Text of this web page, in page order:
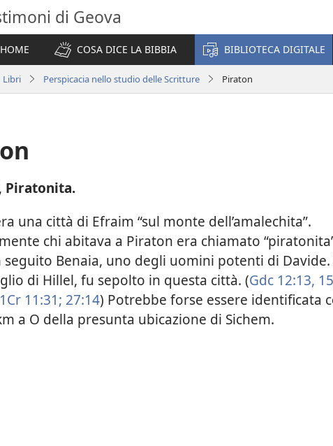
di Geova
HOME
COSA DICE LA BIBBIA BIBLIOTECA DIGITALE
Libri Perspicacia nello studio delle Scritture Piraton
Piratonita.
una città di Efraim “sul monte dell’amalechita”.
chi abitava a Piraton era chiamato
seguito Benaia, uno degli uomini potenti di
di Hillel, fu sepolto in questa città. (Gdc 12:13,
1Cr 11:31; 27:14) Potrebbe forse essere identificata
a O della presunta ubicazione di Sichem.